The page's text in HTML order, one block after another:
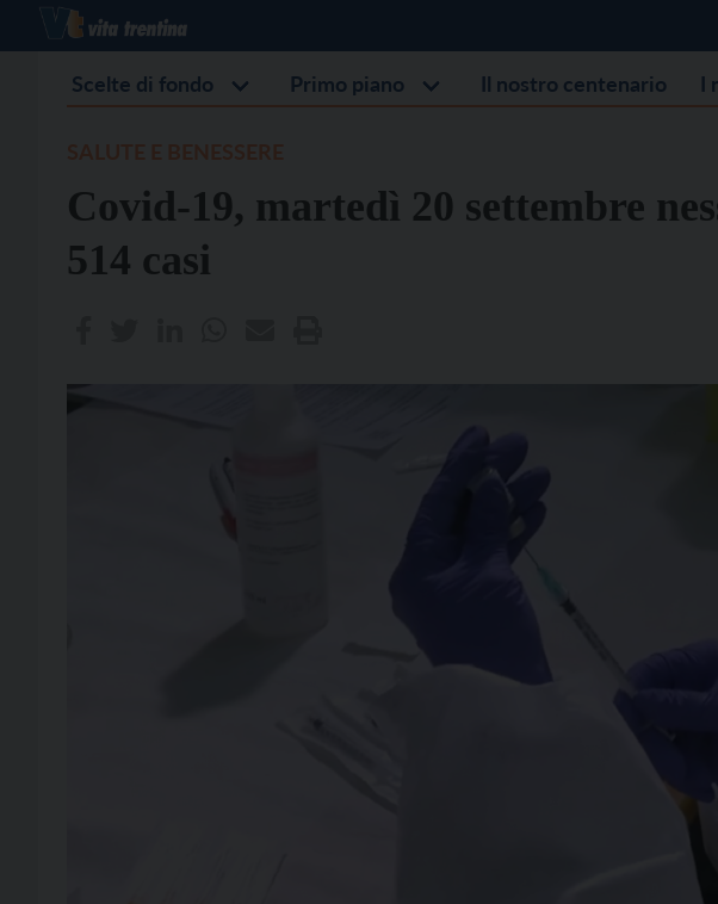
Scelte di fondo Primo piano Il nostro centenario I
Covid-19, martedì 20 settembre
514 casi